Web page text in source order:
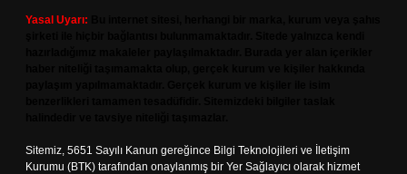
Yasal Uyarı:
Sitemiz, 5651 Sayılı Kanun gereğince Bilgi Teknolojileri ve İletişim
Kurumu (BTK) tarafından onaylanmış bir Yer Sağlayıcı olarak hizmet